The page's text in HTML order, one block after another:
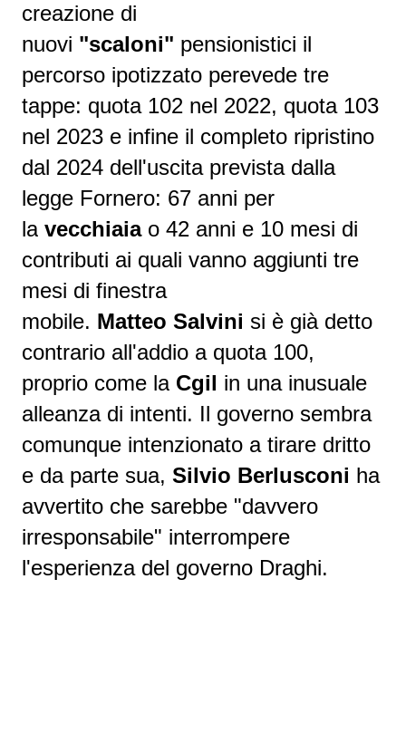
creazione di
nuovi "scaloni" pensionistici il
percorso ipotizzato perevede tre
tappe: quota 102 nel 2022, quota 103
nel 2023 e infine il completo ripristino
dal 2024 dell'uscita prevista dalla
legge Fornero: 67 anni per
la vecchiaia o 42 anni e 10 mesi di
contributi ai quali vanno aggiunti tre
mesi di finestra
mobile. Matteo Salvini si è già detto
contrario all'addio a quota 100,
proprio come la Cgil in una inusuale
alleanza di intenti. Il governo sembra
comunque intenzionato a tirare dritto
e da parte sua, Silvio Berlusconi ha
avvertito che sarebbe "davvero
irresponsabile" interrompere
l'esperienza del governo Draghi.